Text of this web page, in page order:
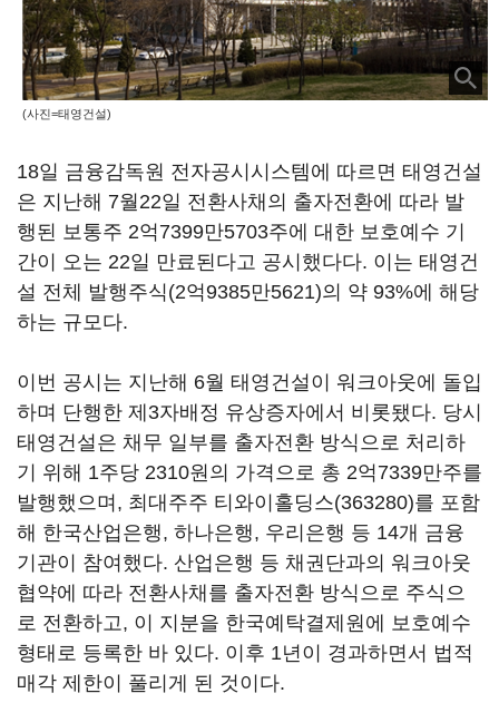
(사진=태영건설)
18일 금융감독원 전자공시시스템에 따르면 태영건설
은 지난해 7월22일 전환사채의 출자전환에 따라 발
행된 보통주 2억7399만5703주에 대한 보호예수 기
간이 오는 22일 만료된다고 공시했다다. 이는 태영건
설 전체 발행주식(2억9385만5621)의 약 93%에 해당
하는 규모다.
이번 공시는 지난해 6월 태영건설이 워크아웃에 돌입
하며 단행한 제3자배정 유상증자에서 비롯됐다. 당시
태영건설은 채무 일부를 출자전환 방식으로 처리하
기 위해 1주당 2310원의 가격으로 총 2억7339만주를
발행했으며, 최대주주 티와이홀딩스(363280)를 포함
해 한국산업은행, 하나은행, 우리은행 등 14개 금융
기관이 참여했다. 산업은행 등 채권단과의 워크아웃
협약에 따라 전환사채를 출자전환 방식으로 주식으
로 전환하고, 이 지분을 한국예탁결제원에 보호예수
형태로 등록한 바 있다. 이후 1년이 경과하면서 법적
매각 제한이 풀리게 된 것이다.